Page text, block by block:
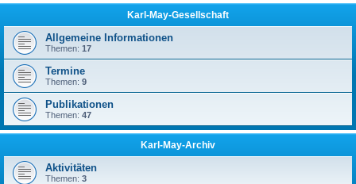
Karl-May-Gesellschaft
Allgemeine Informationen
Themen: 17
Termine
Themen: 9
Publikationen
Themen: 47
Karl-May-Archiv
Aktivitäten
Themen: 3